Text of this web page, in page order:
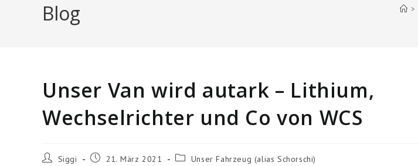
Blog >
Unser Van wird autark – Lithium,
Wechselrichter und Co von WCS
Beitrags-
Siggi
Beitrag21. März 2021
Beitrags-Unser Fahrzeug (alias Schorschi)